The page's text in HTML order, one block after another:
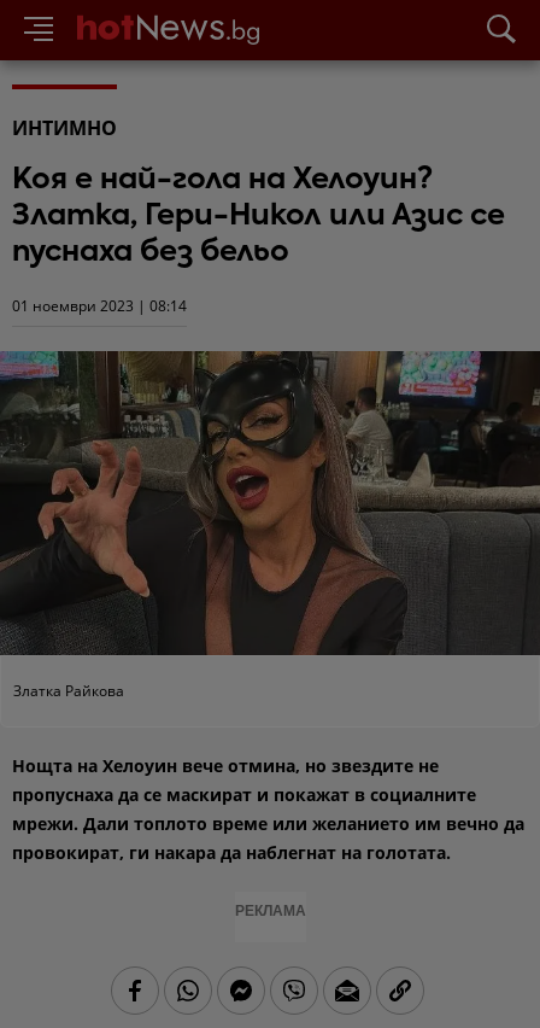
ИНТИМНО
Коя е най-гола на Хелоуин?
Златка, Гери-Никол или Азис се
пуснаха без бельо
01 ноември 2023 | 08:14
Златка Райкова
Нощта на Хелоуин вече отмина, но звездите не
пропуснаха да се маскират и покажат в социалните
мрежи. Дали топлото време или желанието им вечно да
провокират, ги накара да наблегнат на голотата.
РЕКЛАМА